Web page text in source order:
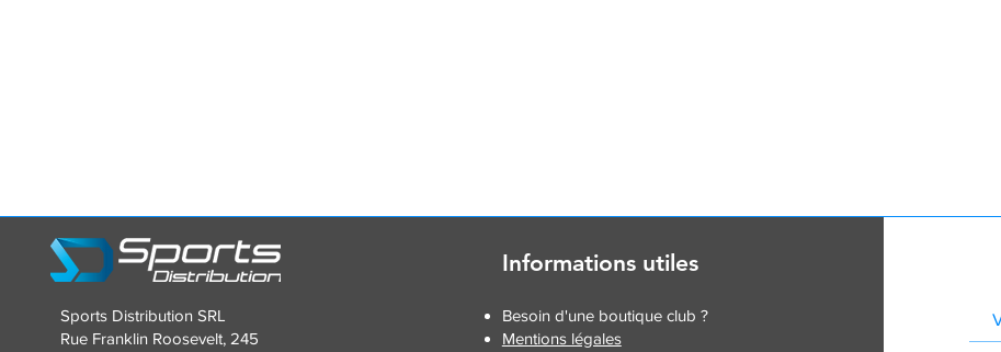
Sports Distribution SRL
Rue Franklin Roosevelt, 245
Informations utiles
Besoin d'une boutique club ?
Mentions légales